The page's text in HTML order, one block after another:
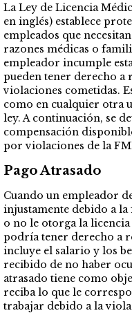
La Ley de Licencia
en inglés) establece
empleados que
razones médicas o
empleador incumple
pueden tener derecho
violaciones cometidas.
como en cualquier otra
ley. A continuación, se
compensación
por violaciones de la
Pago Atrasado
Cuando un empleador
injustamente debido a
o no le otorga la
podría tener derecho a
incluye el salario y los
recibido de no haber
atrasado tiene como
reciba lo que le
trabajar debido a la